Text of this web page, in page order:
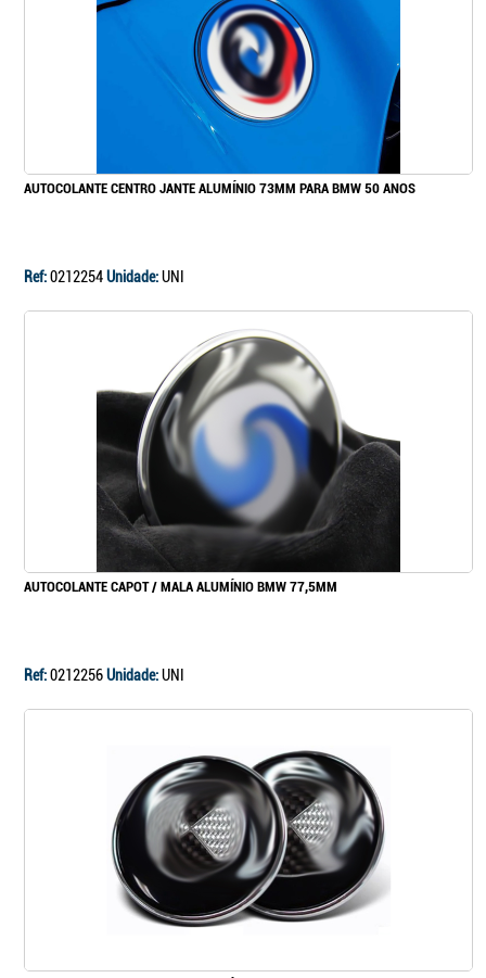
AUTOCOLANTE CENTRO JANTE ALUMÍNIO 73MM PARA BMW 50 ANOS
Ref:0212254Unidade:UNI
AUTOCOLANTE CAPOT / MALA ALUMÍNIO BMW 77,5MM
Ref:0212256Unidade:UNI
Continuar a comprar
Ir para o carrinho